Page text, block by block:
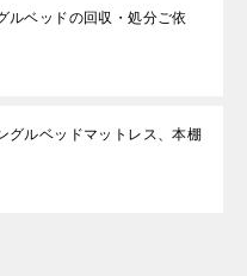
ルベッドの回収・処分ご依
グルベッドマットレス、本棚